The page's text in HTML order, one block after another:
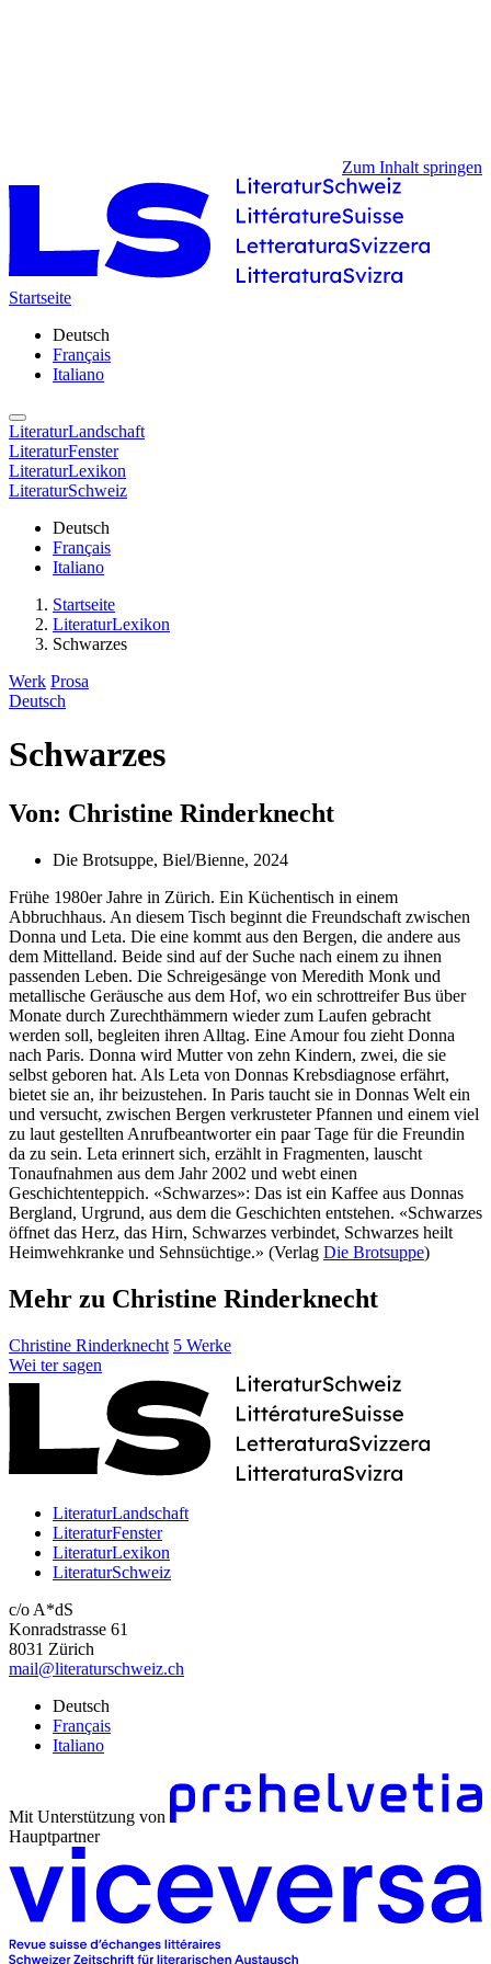
Zum Inhalt springen
Startseite
Deutsch
Français
Italiano
LiteraturLandschaft
LiteraturFenster
LiteraturLexikon
LiteraturSchweiz
Deutsch
Français
Italiano
Startseite
LiteraturLexikon
Schwarzes
Werk Prosa
Deutsch
Schwarzes
Von: Christine Rinderknecht
Die Brotsuppe, Biel/Bienne, 2024
Frühe 1980er Jahre in Zürich. Ein Küchentisch in einem
Abbruchhaus. An diesem Tisch beginnt die Freundschaft zwischen
Donna und Leta. Die eine kommt aus den Bergen, die andere aus
dem Mittelland. Beide sind auf der Suche nach einem zu ihnen
passenden Leben. Die Schreigesänge von Meredith Monk und
metallische Geräusche aus dem Hof, wo ein schrottreifer Bus über
Monate durch Zurechthämmern wieder zum Laufen gebracht
werden soll, begleiten ihren Alltag. Eine Amour fou zieht Donna
nach Paris. Donna wird Mutter von zehn Kindern, zwei, die sie
selbst geboren hat. Als Leta von Donnas Krebsdiagnose erfährt,
bietet sie an, ihr beizustehen. In Paris taucht sie in Donnas Welt ein
und versucht, zwischen Bergen verkrusteter Pfannen und einem viel
zu laut gestellten Anrufbeantworter ein paar Tage für die Freundin
da zu sein. Leta erinnert sich, erzählt in Fragmenten, lauscht
Tonaufnahmen aus dem Jahr 2002 und webt einen
Geschichtenteppich. «Schwarzes»: Das ist ein Kaffee aus Donnas
Bergland, Urgrund, aus dem die Geschichten entstehen. «Schwarzes
öffnet das Herz, das Hirn, Schwarzes verbindet, Schwarzes heilt
Heimwehkranke und Sehnsüchtige.» (Verlag Die Brotsuppe)
Mehr zu Christine Rinderknecht
Christine Rinderknecht 5 Werke
Wei ter sagen
LiteraturLandschaft
LiteraturFenster
LiteraturLexikon
LiteraturSchweiz
c/o A*dS
Konradstrasse 61
8031 Zürich
mail@literaturschweiz.ch
Deutsch
Français
Italiano
Mit Unterstützung von
Hauptpartner